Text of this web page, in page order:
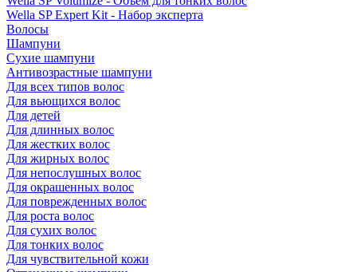
Wella SP Expert Kit - Набор эксперта
Волосы
Шампуни
Сухие шампуни
Антивозрастные шампуни
Для всех типов волос
Для вьющихся волос
Для детей
Для длинных волос
Для жестких волос
Для жирных волос
Для непослушных волос
Для окрашенных волос
Для поврежденных волос
Для роста волос
Для сухих волос
Для тонких волос
Для чувствительной кожи